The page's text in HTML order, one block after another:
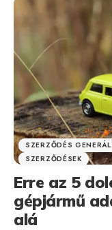
SZERZŐDÉS
SZERZŐDÉSEK
Erre az 5
gépjármű
alá